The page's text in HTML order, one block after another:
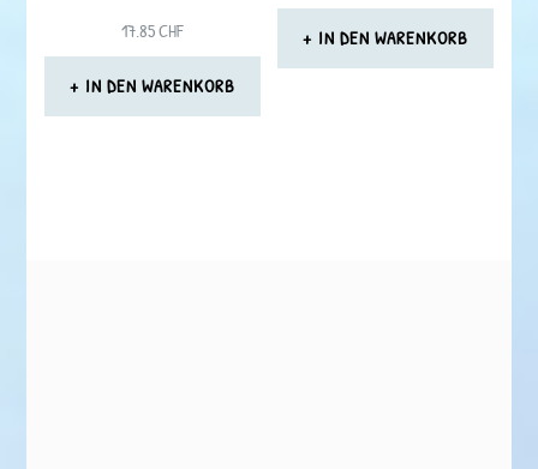
17.85CHF
IN DEN WARENKORB
IN DEN WARENKORB